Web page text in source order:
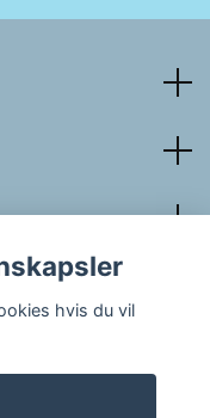
hvis du vil